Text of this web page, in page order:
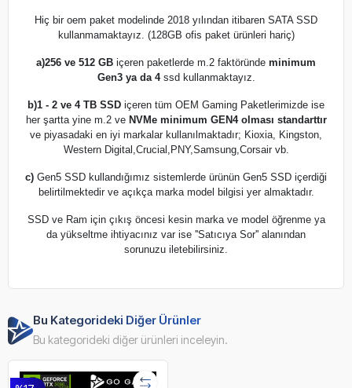
Hiç bir oem paket modelinde 2018 yılından itibaren SATA SSD
kullanmamaktayız. (128GB ofis paket ürünleri hariç)
a)256 ve 512 GB içeren paketlerde m.2 faktöründe minimum
Gen3 ya da 4ssd kullanmaktayız.
b)1 - 2 ve 4 TB SSD içeren tüm OEM Gaming Paketlerimizde ise
her şartta yine m.2 ve NVMe minimum GEN4 olması standarttır
ve piyasadaki en iyi markalar kullanılmaktadır; Kioxia, Kingston,
Western Digital,Crucial,PNY,Samsung,Corsair vb.
c) Gen5 SSD kullandığımız sistemlerde ürünün Gen5 SSD içerdiği
belirtilmektedir ve açıkça marka model bilgisi yer almaktadır.
SSD ve Ram için çıkış öncesi kesin marka ve model öğrenme ya
da yükseltme ihtiyacınız var ise ''Satıcıya Sor'' alanından
sorunuzu iletebilirsiniz.
Bu Kategorideki Diğer Ürünler
Bu kategorideki diğer ürünleri inceleyin.